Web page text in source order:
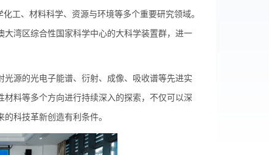
工、材料科学、资源与环境等多个重要研究领域。
湾区综合性国家科学中心的大科学装置群，进一
源的光电子能谱、衍射、成像、吸收谱等先进实
料等多个方向进行持续深入的探索，不仅可以深
科技革新创造有利条件。